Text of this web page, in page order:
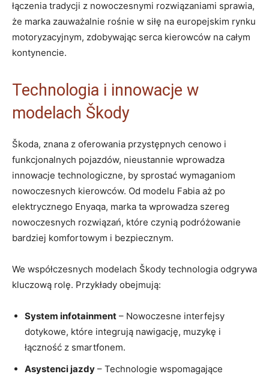
łączenia tradycji z ⁣nowoczesnymi rozwiązaniami sprawia,
że marka zauważalnie rośnie w siłę na europejskim rynku
motoryzacyjnym, zdobywając serca kierowców na całym
kontynencie.
Technologia i innowacje w
modelach Škody
Škoda, znana z oferowania przystępnych ⁤cenowo i
funkcjonalnych pojazdów, nieustannie wprowadza
innowacje technologiczne, by sprostać‌ wymaganiom
nowoczesnych kierowców. Od modelu​ Fabia aż po
elektrycznego Enyaqa, marka ta wprowadza szereg
nowoczesnych rozwiązań, ⁤które ‌czynią podróżowanie
bardziej komfortowym i bezpiecznym.
We⁣ współczesnych modelach ⁢Škody technologia odgrywa
kluczową rolę. ⁢Przykłady obejmują:
System infotainment – Nowoczesne interfejsy
dotykowe, które integrują nawigację, ⁢muzykę i
łączność​ z smartfonem.
Asystenci jazdy – Technologie wspomagające⁢